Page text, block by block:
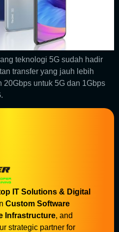
teknologi 5G sudah hadir
transfer yang jauh lebih
untuk 5G dan 1Gbps
IT Solutions & Digital
Custom Software
Infrastructure, and
strategic partner for